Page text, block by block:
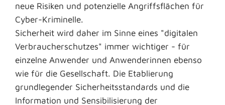
neue Risiken und potenzielle Angriffsflächen für
Cyber-Kriminelle.
Sicherheit wird daher im Sinne eines "digitalen
Verbraucherschutzes" immer wichtiger - für
einzelne Anwender und Anwenderinnen ebenso
wie für die Gesellschaft. Die Etablierung
grundlegender Sicherheitsstandards und die
Information und Sensibilisierung der